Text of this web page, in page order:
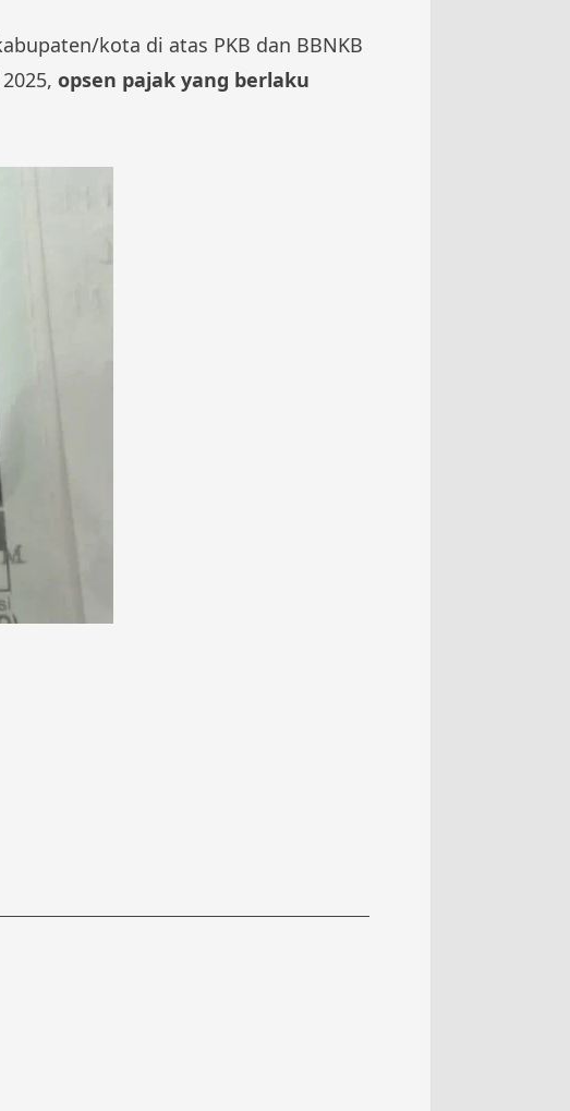
kota di atas PKB dan BBNKB
opsen pajak yang berlaku